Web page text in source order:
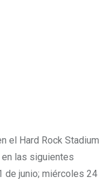
el Hard Rock Stadium
las siguientes
de junio; miércoles 24